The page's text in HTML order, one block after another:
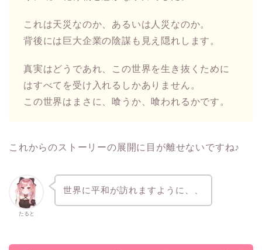
これは天災なのか、あるいは人災なのか。
背後には巨大企業の陰謀も見え隠れします。
真実はどうであれ、この世界を生き抜くために
はすべてを受け入れるしかありません。
この世界はまさに、喰うか、喰われるかです。
これからのストーリーの展開に目が離せないですね♪
たると
世界に平和が訪れますように、、